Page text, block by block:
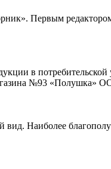
Первым
в
№93 «Полушка»
Наиболее